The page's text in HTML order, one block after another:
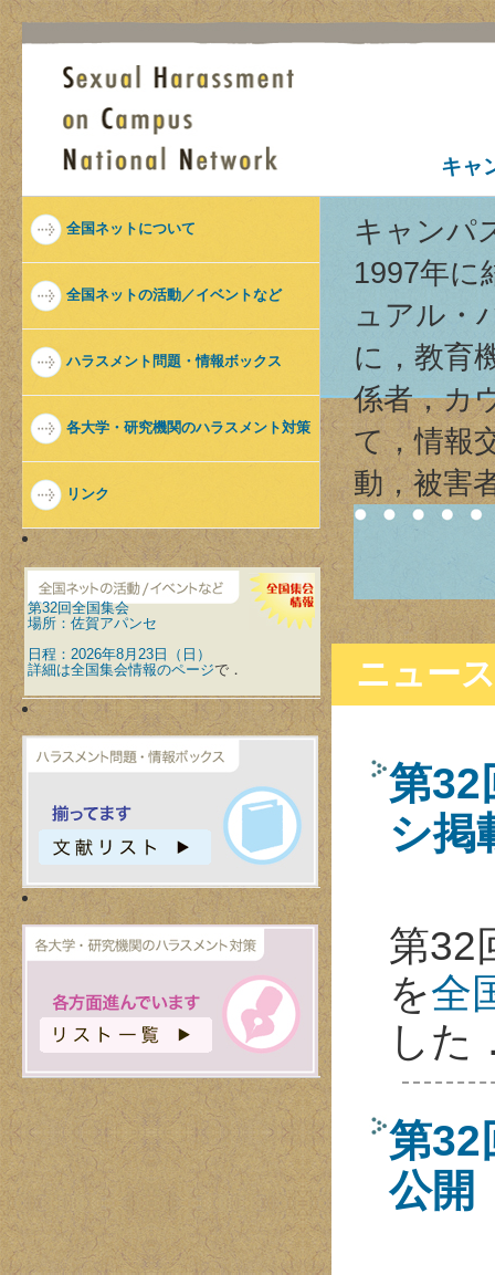
キャ
全国ネットについて
全国ネットの活動／イベントなど
ハラスメント問題・情報ボックス
各大学・研究機関のハラスメント対策
リンク
第32回全国集会
場所：佐賀アパンセ
日程：2026年8月23日（日）
詳細は全国集会情報のページで．
キャンパ
1997年に
ュアル・
に，教育
係者，カ
て，情報
動，被害
ニュー
第32
シ掲
第32
を全
した
第32
公開